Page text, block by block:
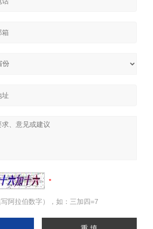
阿拉伯数字），如：三加四=7